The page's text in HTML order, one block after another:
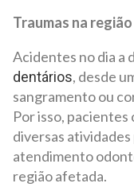
Traumas na
Acidentes no dia a
dentários, desde
sangramento ou
Por isso, pacientes
diversas
atendimento
região afetada.